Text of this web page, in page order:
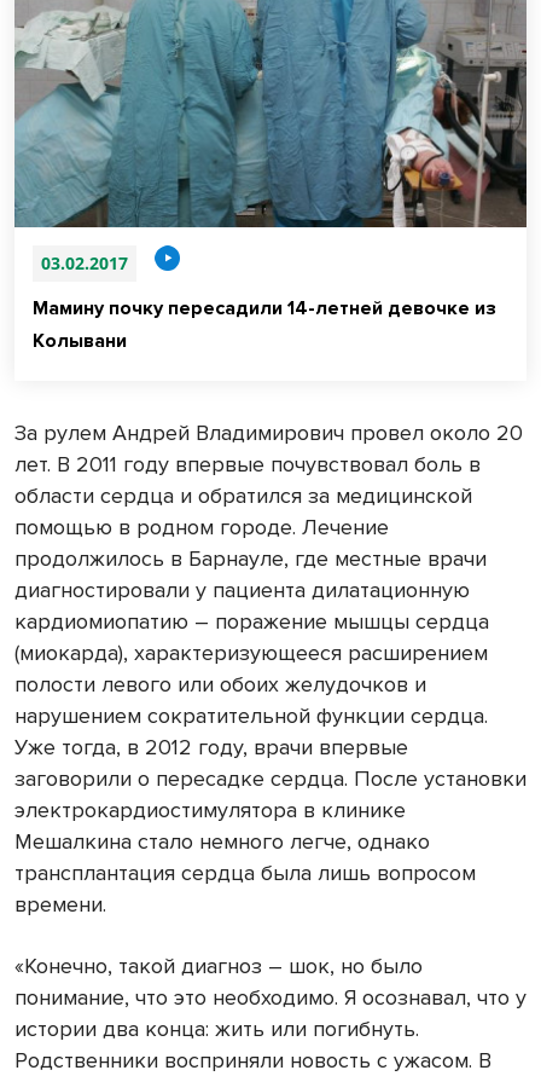
03.02.2017
Мамину почку пересадили 14-летней девочке из
Колывани
За рулем Андрей Владимирович провел около 20
лет. В 2011 году впервые почувствовал боль в
области сердца и обратился за медицинской
помощью в родном городе. Лечение
продолжилось в Барнауле, где местные врачи
диагностировали у пациента дилатационную
кардиомиопатию – поражение мышцы сердца
(миокарда), характеризующееся расширением
полости левого или обоих желудочков и
нарушением сократительной функции сердца.
Уже тогда, в 2012 году, врачи впервые
заговорили о пересадке сердца. После установки
электрокардиостимулятора в клинике
Мешалкина стало немного легче, однако
трансплантация сердца была лишь вопросом
времени.
«Конечно, такой диагноз – шок, но было
понимание, что это необходимо. Я осознавал, что у
истории два конца: жить или погибнуть.
Родственники восприняли новость с ужасом. В